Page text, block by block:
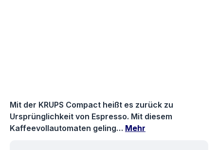
Mit der KRUPS Compact heißt es zurück zu
Ursprünglichkeit von Espresso. Mit diesem
Kaffeevollautomaten geling… Mehr